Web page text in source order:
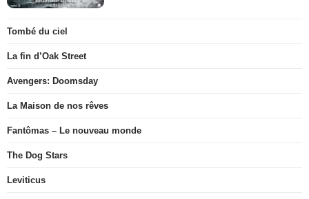
Tombé du ciel
La fin d’Oak Street
Avengers: Doomsday
La Maison de nos rêves
Fantômas – Le nouveau monde
The Dog Stars
Leviticus